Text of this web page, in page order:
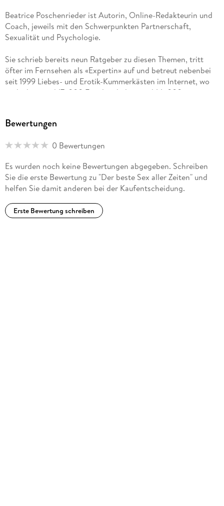
Beatrice Poschenrieder ist Autorin, Online-Redakteurin und
Coach, jeweils mit den Schwerpunkten Partnerschaft,
Sexualität und Psychologie.
Sie schrieb bereits neun Ratgeber zu diesen Themen, tritt
öfter im Fernsehen als «Expertin» auf und betreut nebenbei
seit 1999 Liebes- und Erotik-Kummerkästen im Internet, wo
sie bisher rund 17. 000 Emails erhalten und 14. 000
2016 hat sie einen eigenen Youtube-Kanal - siehe youtube.
tippsfuersingles. de
Bewertungen
0 Bewertungen
Es wurden noch keine Bewertungen abgegeben. Schreiben
Sie die erste Bewertung zu "Der beste Sex aller Zeiten" und
helfen Sie damit anderen bei der Kaufentscheidung.
Erste Bewertung schreiben